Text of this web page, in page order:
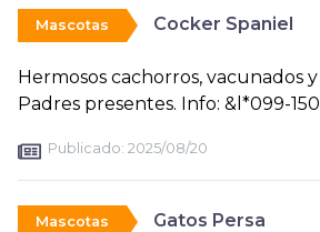
Mascotas Cocker Spaniel
Hermosos cachorros, vacunados
Padres presentes. Info: &l*099-
Publicado: 2025/08/20
Mascotas Gatos Persa